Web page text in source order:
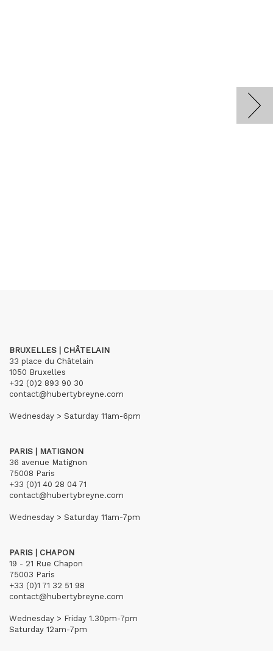
BRUXELLES | CHÂTELAIN
33 place du Châtelain
1050 Bruxelles
+32 (0)2 893 90 30
contact@hubertybreyne.com
Wednesday > Saturday 11am-6pm
PARIS | MATIGNON
36 avenue Matignon
75008 Paris
+33 (0)1 40 28 04 71
contact@hubertybreyne.com
Wednesday > Saturday 11am-7pm
PARIS | CHAPON
19 - 21 Rue Chapon
75003 Paris
+33 (0)1 71 32 51 98
contact@hubertybreyne.com
Wednesday > Friday 1.30pm-7pm
Saturday 12am-7pm